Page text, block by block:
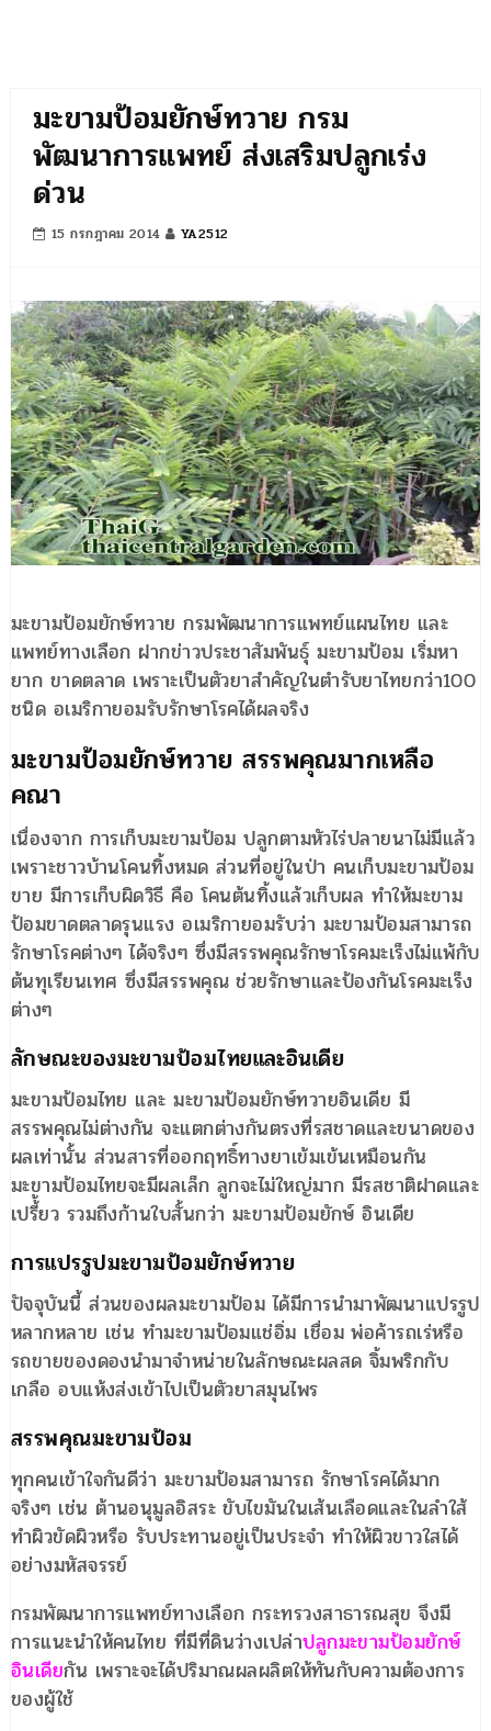
มะขามป้อมยักษ์ทวาย กรม
พัฒนาการแพทย์ ส่งเสริมปลูกเร่ง
ด่วน
15 กรกฎาคม 2014 YA2512
มะขามป้อมยักษ์ทวาย กรมพัฒนาการแพทย์แผนไทย และ
แพทย์ทางเลือก ฝากข่าวประชาสัมพันธุ์ มะขามป้อม เริ่มหา
ยาก ขาดตลาด เพราะเป็นตัวยาสำคัญในตำรับยาไทยกว่า100
ชนิด อเมริกายอมรับรักษาโรคได้ผลจริง
มะขามป้อมยักษ์ทวาย สรรพคุณมากเหลือ
คณา
เนื่องจาก การเก็บมะขามป้อม ปลูกตามหัวไร่ปลายนาไม่มีแล้ว
เพราะชาวบ้านโคนทิ้งหมด ส่วนที่อยู่ในป่า คนเก็บมะขามป้อม
ขาย มีการเก็บผิดวิธี คือ โคนต้นทิ้งแล้วเก็บผล ทำให้มะขาม
ป้อมขาดตลาดรุนแรง อเมริกายอมรับว่า มะขามป้อมสามารถ
รักษาโรคต่างๆ ได้จริงๆ ซึ่งมีสรรพคุณรักษาโรคมะเร็งไม่แพ้กับ
ต้นทุเรียนเทศ ซึ่งมีสรรพคุณ ช่วยรักษาและป้องกันโรคมะเร็ง
ต่างๆ
ลักษณะของมะขามป้อมไทยและอินเดีย
มะขามป้อมไทย และ มะขามป้อมยักษ์ทวายอินเดีย มี
สรรพคุณไม่ต่างกัน จะแตกต่างกันตรงที่รสชาดและขนาดของ
ผลเท่านั้น ส่วนสารที่ออกฤทธิ์ทางยาเข้มเข้นเหมือนกัน
มะขามป้อมไทยจะมีผลเล็ก ลูกจะไม่ใหญ่มาก มีรสชาติฝาดและ
เปรี้้ยว รวมถึงก้านใบสั้นกว่า มะขามป้อมยักษ์ อินเดีย
การแปรรูปมะขามป้อมยักษ์ทวาย
ปัจจุบันนี้ ส่วนของผลมะขามป้อม ได้มีการนำมาพัฒนาแปรรูป
หลากหลาย เช่น ทำมะขามป้อมแช่อิ่ม เชื่อม พ่อค้ารถเร่หรือ
รถขายของดองนำมาจำหน่ายในลักษณะผลสด จิ้มพริกกับ
เกลือ อบแห้งส่งเข้าไปเป็นตัวยาสมุนไพร
สรรพคุณมะขามป้อม
ทุกคนเข้าใจกันดีว่า มะขามป้อมสามารถ รักษาโรคได้มาก
จริงๆ เช่น ต้านอนุมูลอิสระ ขับไขมันในเส้นเลือดและในลำใส้
ทำผิวขัดผิวหรือ รับประทานอยู่เป็นประจำ ทำให้ผิวขาวใสได้
อย่างมหัสจรรย์
กรมพัฒนาการแพทย์ทางเลือก กระทรวงสาธารณสุข จึงมี
การแนะนำให้คนไทย ที่มีที่ดินว่างเปล่าปลูกมะขามป้อมยักษ์
อินเดียกัน เพราะจะได้ปริมาณผลผลิตให้ทันกับความต้องการ
ของผู้ใช้